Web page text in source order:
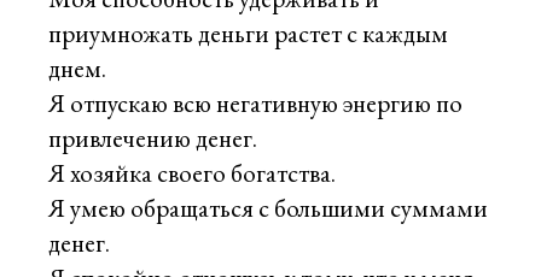
приумножать деньги растет с каждым
днем.
Я отпускаю всю негативную энергию по
привлечению денег.
Я хозяйка своего богатства.
Я умею обращаться с большими суммами
денег.